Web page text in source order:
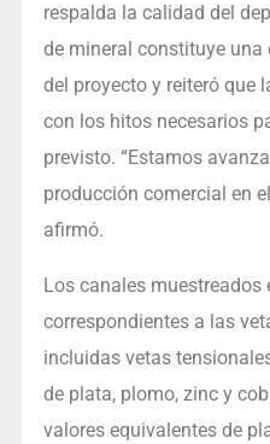
respalda la calidad del
de mineral constituye
del proyecto y reiteró que
con los hitos necesarios
previsto. “Estamos
producción comercial en
afirmó.
Los canales
correspondientes a las
incluidas vetas
de plata, plomo, zinc y
valores equivalentes de